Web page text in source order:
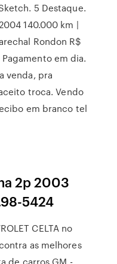
5 Destaque.
140.000 km |
Rondon R$
em dia.
venda, pra
troca. Vendo
em branco tel
2p 2003
5424
CELTA no
as melhores
de carros GM -